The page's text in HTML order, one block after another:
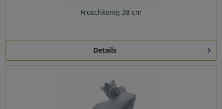
Froschkönig 38 cm
Details